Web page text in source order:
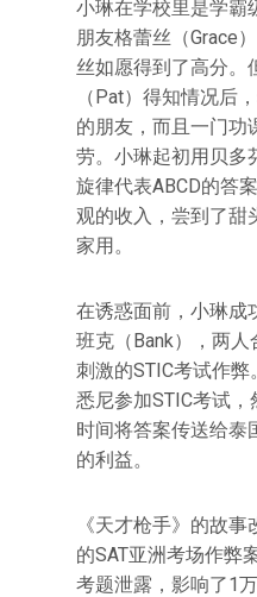
小琳在学校里是学霸
朋友格蕾丝（Grace
丝如愿得到了高分。
（Pat）得知情况后
的朋友，而且一门功
劳。小琳起初用贝多
旋律代表ABCD的答
观的收入，尝到了甜
家用。
在诱惑面前，小琳成
班克（Bank），两
刺激的STIC考试作
悉尼参加STIC考试
时间将答案传送给泰
的利益。
《天才枪手》的故
的SAT亚洲考场作弊
考题泄露，影响了1